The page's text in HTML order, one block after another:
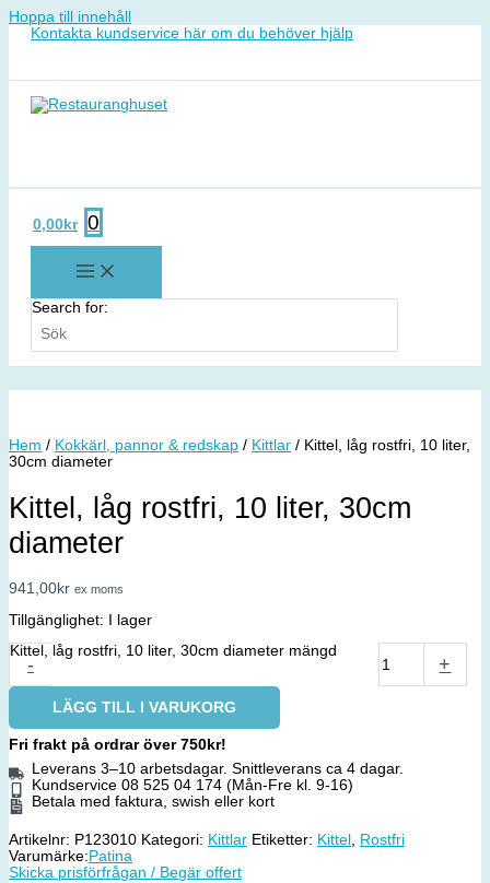
Hoppa till innehåll
Kontakta kundservice här om du behöver hjälp
0,00 kr 0
Search for:
Hem / Kokkärl, pannor & redskap / Kittlar / Kittel, låg rostfri, 10 liter,
30cm diameter
Kittel, låg rostfri, 10 liter, 30cm
diameter
941,00kr ex moms
Tillgänglighet: I lager
-
Kittel, låg rostfri, 10 liter, 30cm diameter mängd
+
LÄGG TILL I VARUKORG
Fri frakt på ordrar över 750kr!
Leverans 3–10 arbetsdagar. Snittleverans ca 4 dagar.
Kundservice 08 525 04 174 (Mån-Fre kl. 9-16)
Betala med faktura, swish eller kort
Artikelnr: P123010 Kategori: Kittlar Etiketter: Kittel , Rostfri
Varumärke: Patina
Skicka prisförfrågan / Begär offert